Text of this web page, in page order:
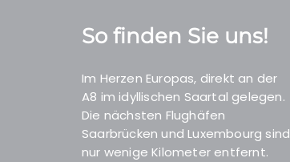
So finden Sie uns!
Im Herzen Europas, direkt an der
A8 im idyllischen Saartal gelegen.
Die nächsten Flughäfen
Saarbrücken und Luxembourg sind
nur wenige Kilometer entfernt.